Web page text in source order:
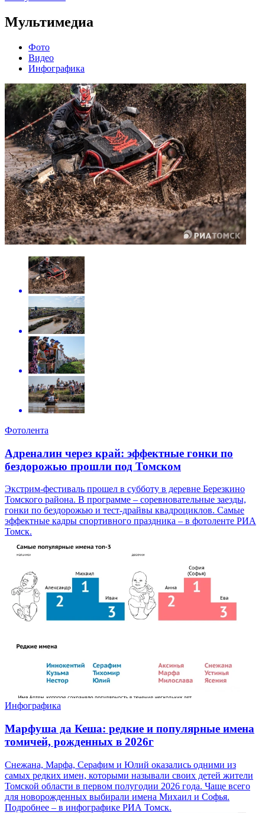
Мультимедиа
Фото
Видео
Инфографика
Фотолента
Адреналин через край: эффектные гонки по
бездорожью прошли под Томском
Экстрим-фестиваль прошел в субботу в деревне Березкино
Томского района. В программе – соревновательные заезды,
гонки по бездорожью и тест-драйвы квадроциклов. Самые
эффектные кадры спортивного праздника – в фотоленте РИА
Томск.
Инфографика
Марфуша да Кеша: редкие и популярные имена
томичей, рожденных в 2026г
Снежана, Марфа, Серафим и Юлий оказались одними из
самых редких имен, которыми называли своих детей жители
Томской области в первом полугодии 2026 года. Чаще всего
для новорожденных выбирали имена Михаил и Софья.
Подробнее – в инфографике РИА Томск.